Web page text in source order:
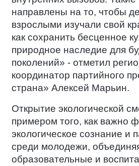
направлены на то, чтобы
взрослыми изучали свой
как сохранить бесценное
природное наследие для
поколений» - отметил
координатор партийного
страна» Алексей Марьин.
Открытие экологической
примером того, как важно
экологическое сознание и
среди молодежи,
образовательные и